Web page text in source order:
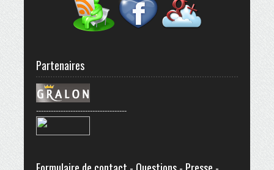
Partenaires
-------------------------------------